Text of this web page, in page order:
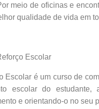
meio de oficinas e
qualidade de vida em
Escolar
Escolar é um curso de
escolar do
e orientando-o no seu